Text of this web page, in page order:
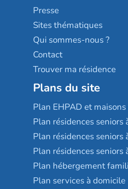
Sérénys
Résidences services
Presse
Sites thématiques
Qui sommes-nous ?
Contact
Trouver ma résidence
Plans du site
Plan EHPAD et
Plan résidences seniors
Plan résidences seniors
Plan résidences
Plan hébergement
Plan services à domicile